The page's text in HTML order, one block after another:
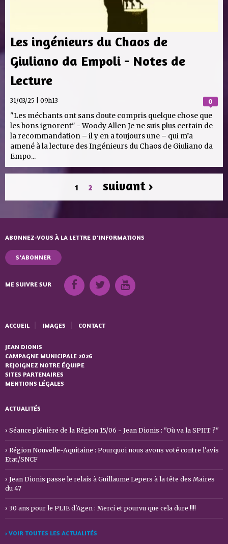
Les ingénieurs du Chaos de
Giuliano da Empoli - Notes de
Lecture
0
31/03/25 | 09h13
"Les méchants ont sans doute compris quelque chose que
les bons ignorent" - Woody Allen Je ne suis plus certain de
la recommandation – il y en a toujours une – qui m’a
amené à la lecture des Ingénieurs du Chaos de Giuliano da
Empo...
1 2 suivant ›
ABONNEZ-VOUS À LA LETTRE D'INFORMATIONS
S'ABONNER
ME SUIVRE SUR
ACCUEIL IMAGES CONTACT
JEAN DIONIS
CAMPAGNE MUNICIPALE 2026
REJOIGNEZ NOTRE ÉQUIPE
SITES PARTENAIRES
MENTIONS LÉGALES
ACTUALITÉS
Séance plénière de la Région 15/06 - Jean Dionis : "Où va la SPIIT ?"
Région Nouvelle-Aquitaine : Pourquoi nous avons voté contre l'avis
Etat/SNCF
Jean Dionis passe le relais à Guillaume Lepers à la tête des Maires
du 47
30 ans pour le PLIE d'Agen : Merci et pourvu que cela dure !!!!
› VOIR TOUTES LES ACTUALITÉS